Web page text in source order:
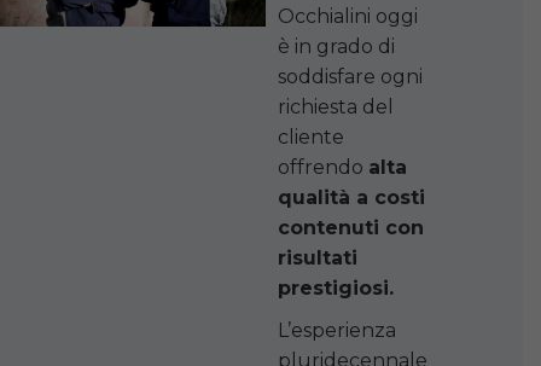
Occhialini oggi
è in grado di
soddisfare ogni
richiesta del
cliente
offrendo alta
qualità a costi
contenuti con
risultati
prestigiosi.
L’esperienza
pluridecennale